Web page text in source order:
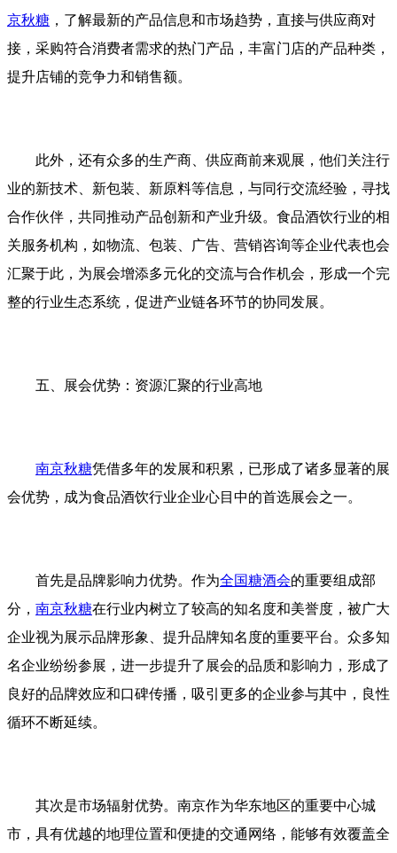
京秋糖 ，了解最新的产品信息和市场趋势，直接与供应商对
接，采购符合消费者需求的热门产品，丰富门店的产品种类，
提升店铺的竞争力和销售额。
此外，还有众多的生产商、供应商前来观展，他们关注行
业的新技术、新包装、新原料等信息，与同行交流经验，寻找
合作伙伴，共同推动产品创新和产业升级。食品酒饮行业的相
关服务机构，如物流、包装、广告、营销咨询等企业代表也会
汇聚于此，为展会增添多元化的交流与合作机会，形成一个完
整的行业生态系统，促进产业链各环节的协同发展。
五、展会优势：资源汇聚的行业高地
南京秋糖凭借多年的发展和积累，已形成了诸多显著的展
会优势，成为食品酒饮行业企业心目中的首选展会之一。
首先是品牌影响力优势。作为全国糖酒会的重要组成部
分， 南京秋糖在行业内树立了较高的知名度和美誉度，被广大
企业视为展示品牌形象、提升品牌知名度的重要平台。众多知
名企业纷纷参展，进一步提升了展会的品质和影响力，形成了
良好的品牌效应和口碑传播，吸引更多的企业参与其中，良性
循环不断延续。
其次是市场辐射优势。南京作为华东地区的重要中心城
市，具有优越的地理位置和便捷的交通网络，能够有效覆盖全